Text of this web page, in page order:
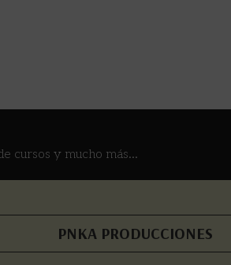
cursos y mucho más...
PNKA PRODUCCIONES